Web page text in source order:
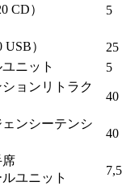
CD）
5
）
25
ニット 5
ョンリトラク
40
ンシーテンシ
40
席
ユニット
7,5